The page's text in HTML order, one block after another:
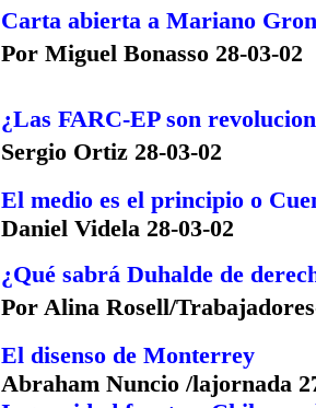
Carta abierta a Mariano
Por Miguel Bonasso 28-03-02
¿Las FARC-EP son
Sergio Ortiz 28-03-02
El medio es el principio o
Daniel Videla 28-03-02
¿Qué sabrá Duhalde de
Por Alina Rosell/
El disenso de Monterrey
Abraham Nuncio /lajornada